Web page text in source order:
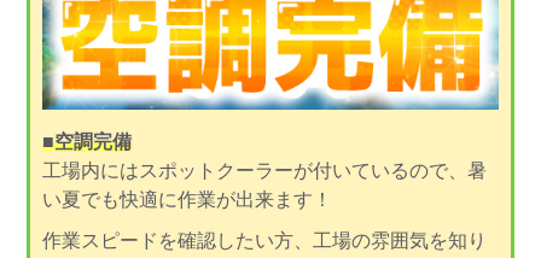
■空調完備
工場内にはスポットクーラーが付いているので、暑
い夏でも快適に作業が出来ます！
作業スピードを確認したい方、工場の雰囲気を知り